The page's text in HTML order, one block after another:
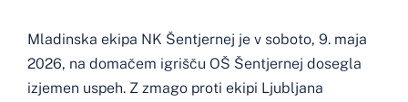
Mladinska ekipa NK Šentjernej je v soboto, 9. maja
2026, na domačem igrišču OŠ Šentjernej dosegla
izjemen uspeh. Z zmago proti ekipi Ljubljana